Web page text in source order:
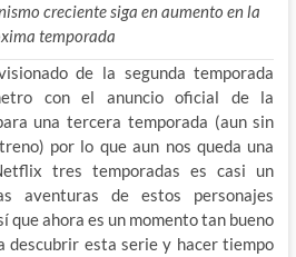
creciente siga en aumento en la
temporada
de la segunda temporada
con el anuncio oficial de la
una tercera temporada (aun sin
por lo que aun nos queda una
tres temporadas es casi un
aventuras de estos personajes
que ahora es un momento tan bueno
descubrir esta serie y hacer tiempo